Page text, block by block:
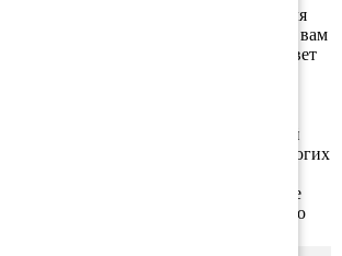
как полный комплект ковриков для
коврики. При оформлении заказа вам
нужную комплектацию, материал, цвет
2013, 2014, 2015, 2016
(ЭВА/ЕВА) - полимерный
который зарекомендовал себя во многих
спортивные маты, гимнастические
подошву для обуви, шлёпки и прочую